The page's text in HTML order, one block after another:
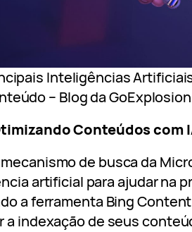
Inteligências
– Blog da GoExplosion
Conteúdos com
de busca da
artificial para ajudar na
a ferramenta Bing
a indexação de seus